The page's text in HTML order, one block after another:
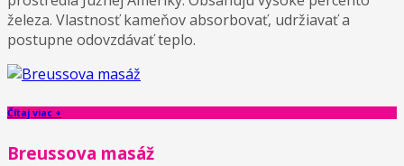
železa. Vlastnosť kameňov absorbovať, udržiavať a
postupne odovzdávať teplo.
Čítaj viac +
Breussova masáž